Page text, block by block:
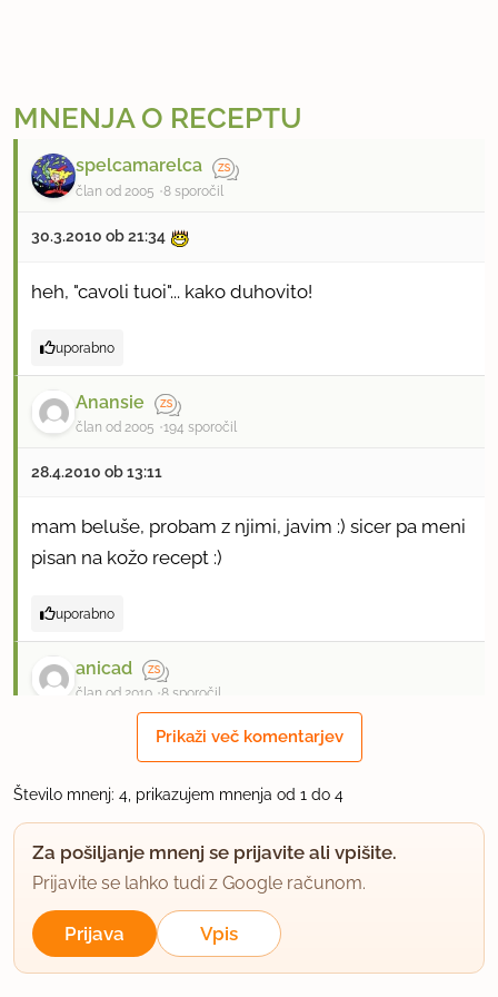
MNENJA O RECEPTU
spelcamarelca
član od 2005 8 sporočil
30.3.2010 ob 21:34
heh, "cavoli tuoi"... kako duhovito!
uporabno
Anansie
član od 2005 194 sporočil
28.4.2010 ob 13:11
mam beluše, probam z njimi, javim :) sicer pa meni
pisan na kožo recept :)
uporabno
anicad
član od 2010 8 sporočil
14.2.2012 ob 19:19
Malo brskam,dobra barvna zamisel,bomo
poskusili.Le tako naprej
uporabno
MaskaA
član od 2013 61 sporočil
Prikaži več komentarjev
Število mnenj: 4, prikazujem mnenja od 1 do 4
Za pošiljanje mnenj se prijavite ali vpišite.
Prijavite se lahko tudi z Google računom.
Prijava Vpis